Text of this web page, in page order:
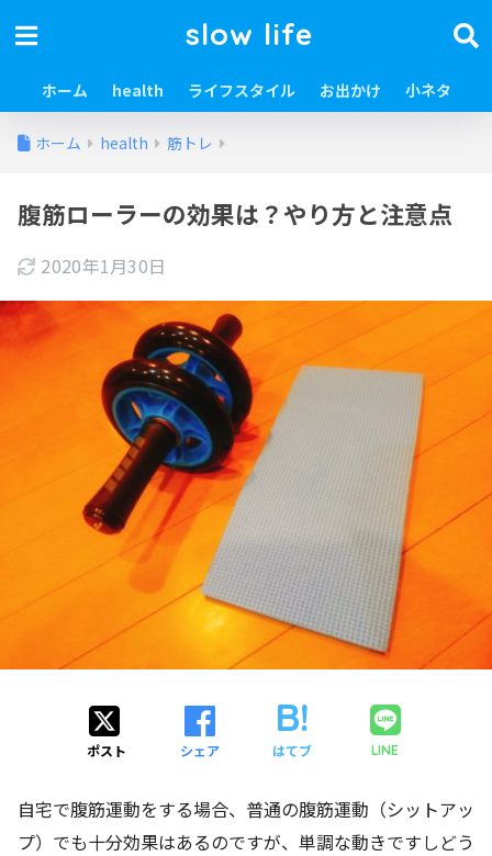
slow life
ホーム health ライフスタイル お出かけ 小ネタ
ホーム health 筋トレ
腹筋ローラーの効果は？やり方と注意点
2020年1月30日
ポスト シェア はてブ LINE
自宅で腹筋運動をする場合、普通の腹筋運動（シットアッ
プ）でも十分効果はあるのですが、単調な動きですしどう